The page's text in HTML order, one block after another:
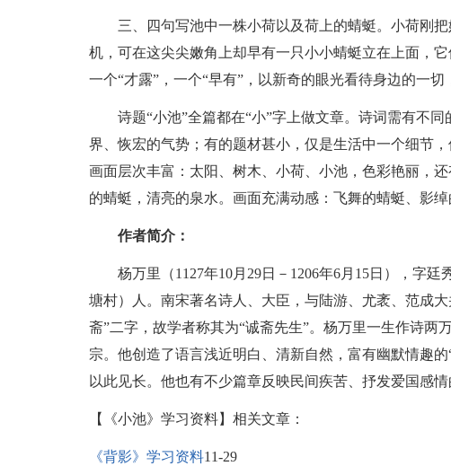
三、四句写池中一株小荷以及荷上的蜻蜓。小荷刚把
机，可在这尖尖嫩角上却早有一只小小蜻蜓立在上面，
一个“才露”，一个“早有”，以新奇的眼光看待身边的一切
诗题“小池”全篇都在“小”字上做文章。诗词需有不同
界、恢宏的气势；有的题材甚小，仅是生活中一个细节
画面层次丰富：太阳、树木、小荷、小池，色彩艳丽，
的蜻蜓，清亮的泉水。画面充满动感：飞舞的蜻蜓、影绰
作者简介：
杨万里（1127年10月29日－1206年6月15日），字廷
塘村）人。南宋著名诗人、大臣，与陆游、尤袤、范成
斋”二字，故学者称其为“诚斋先生”。杨万里一生作诗两
宗。他创造了语言浅近明白、清新自然，富有幽默情趣
以此见长。他也有不少篇章反映民间疾苦、抒发爱国感情
【《小池》学习资料】相关文章：
《背影》学习资料11-29